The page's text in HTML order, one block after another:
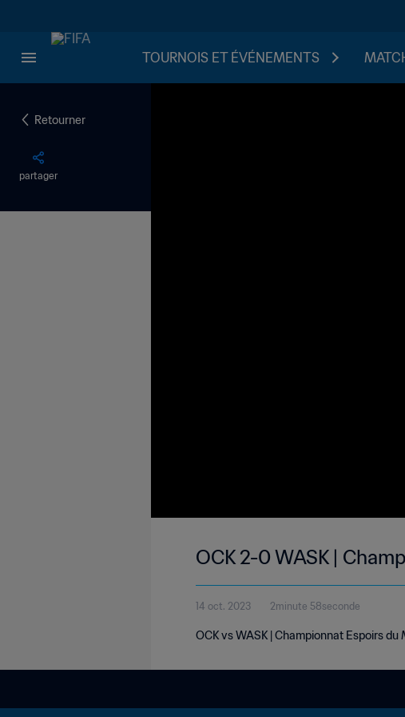
TOURNOIS ET ÉVÉNEMENTS
Retourner
partager
OCK 2-0 WASK |
14 oct. 2023 2minute 58seconde
OCK vs WASK | Championnat Espoirs